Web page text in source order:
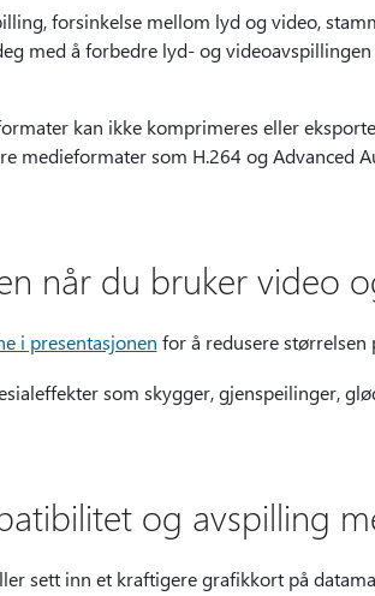
forsinkelse mellom lyd og video,
med å forbedre lyd- og
kan ikke komprimeres eller
medieformater som H.264 og Advanced
når du bruker video
i presentasjonen for å redusere størrelsen
som skygger, gjenspeilinger,
og avspilling
sett inn et kraftigere grafikkort på